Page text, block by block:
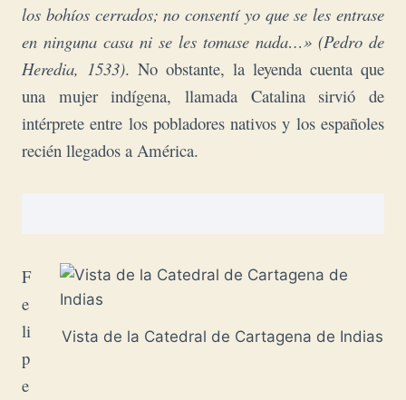
los bohíos cerrados; no consentí yo que se les entrase
en ninguna casa ni se les tomase nada…» (Pedro de
Heredia, 1533). No obstante, la leyenda cuenta que
una mujer indígena, llamada Catalina sirvió de
intérprete entre los pobladores nativos y los españoles
recién llegados a América.
Vista de la Catedral de Cartagena de Indias
F
e
li
p
e